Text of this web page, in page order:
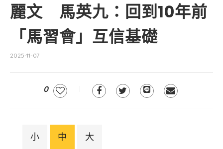
麗文 馬英九：回到10年前
「馬習會」互信基礎
2025-11-07
0
小 中 大